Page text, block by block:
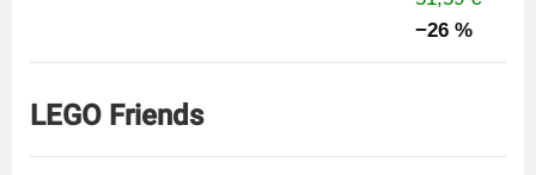
−26 %
LEGO Friends